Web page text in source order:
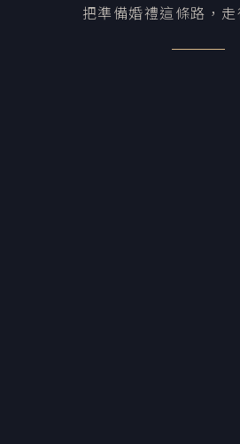
把準備婚禮這條路，走